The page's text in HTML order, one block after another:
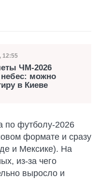
12:55
ЧМ-2026
небес: можно
в Киеве
по футболу-2026
формате и сразу
и Мексике). На
из-за чего
выросло и